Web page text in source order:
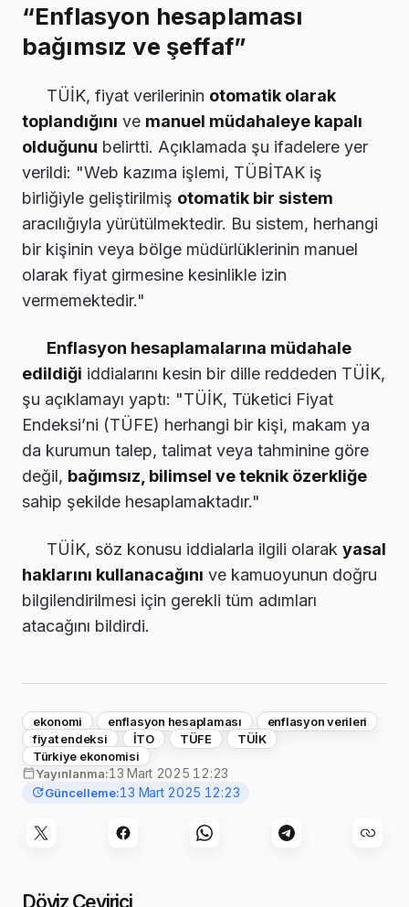
“Enflasyon hesaplaması
bağımsız ve şeffaf”
TÜİK, fiyat verilerinin otomatik olarak
toplandığını ve manuel müdahaleye kapalı
olduğunu belirtti. Açıklamada şu ifadelere yer
verildi: "Web kazıma işlemi, TÜBİTAK iş
birliğiyle geliştirilmiş otomatik bir sistem
aracılığıyla yürütülmektedir. Bu sistem, herhangi
bir kişinin veya bölge müdürlüklerinin manuel
olarak fiyat girmesine kesinlikle izin
vermemektedir."
Enflasyon hesaplamalarına müdahale
edildiği iddialarını kesin bir dille reddeden TÜİK,
şu açıklamayı yaptı: "TÜİK, Tüketici Fiyat
Endeksi’ni (TÜFE) herhangi bir kişi, makam ya
da kurumun talep, talimat veya tahminine göre
değil, bağımsız, bilimsel ve teknik özerkliğe
sahip şekilde hesaplamaktadır."
TÜİK, söz konusu iddialarla ilgili olarak yasal
haklarını kullanacağını ve kamuoyunun doğru
bilgilendirilmesi için gerekli tüm adımları
atacağını bildirdi.
ekonomi enflasyon hesaplaması
enflasyon verileri
fiyat endeksi
İTO TÜFE
TÜİK
Türkiye ekonomisi
Yayınlanma:13 Mart 2025 12:23
Güncelleme:13 Mart 2025 12:23
Döviz Çevirici